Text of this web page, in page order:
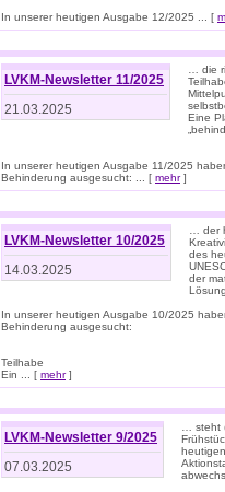
In unserer heutigen Ausgabe 12/2025 ... [
LVKM-Newsletter 11/2025
21.03.2025
… die
Eine
In unserer heutigen Ausgabe 11/2025
Behinderung ausgesucht: ... [ mehr]
LVKM-Newsletter 10/2025
14.03.2025
… der
des
der
In unserer heutigen Ausgabe 10/2025
Behinderung ausgesucht:
Teilhabe
Ein ... [ mehr]
LVKM-Newsletter 9/2025
07.03.2025
… steht